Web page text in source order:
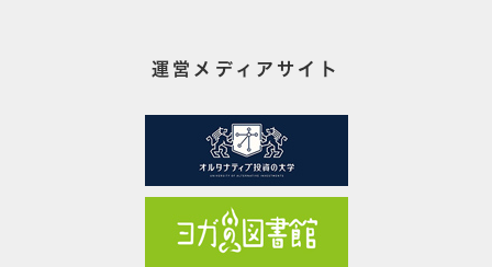
運営メディアサイト